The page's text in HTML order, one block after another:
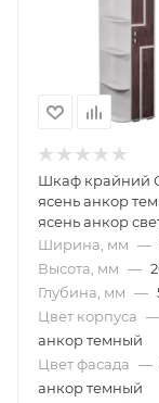
Шкаф крайний
ясень анкор
ясень анкор
Ширина, мм —
Высота, мм —
Глубина, мм —
Цвет корпуса —
анкор темный
Цвет фасада —
анкор темный